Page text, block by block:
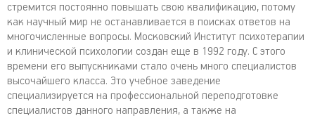
стремится постоянно повышать свою квалификацию, потому
как научный мир не останавливается в поисках ответов на
многочисленные вопросы. Московский Институт психотерапии
и клинической психологии создан еще в 1992 году. С этого
времени его выпускниками стало очень много специалистов
высочайшего класса. Это учебное заведение
специализируется на профессиональной переподготовке
специалистов данного направления, а также на